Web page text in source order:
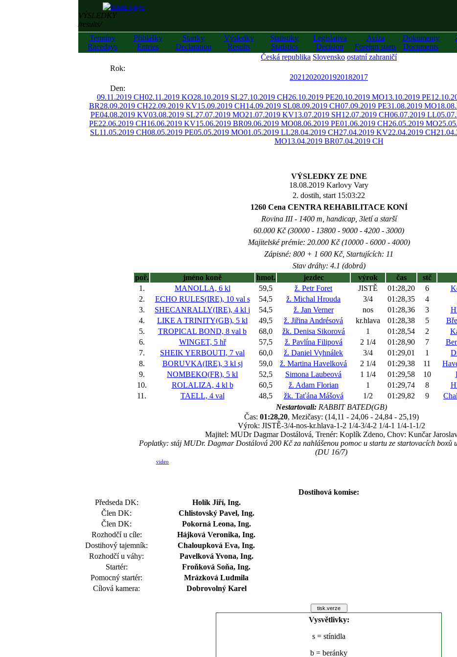
VÝSLEDKY
/results/
Termíny
Racedays
Přihlášky
Entries
Startky
Declaration
Výsledky
Results
Statistiky
Statistics
Legislativa
Decision
Avíza
Foreign starts
Dokumenty
Documents
Česká republika Slovensko ostatní zahraničí
Rok:
2021 2020201920182017
Den:
09.11.2019 CH02.11.2019 KO28.10.2019 SL27.10.2019 CH26.10.2019 PE20.10.2019 MO13.10.2019 PE
BR28.09.2019 CH22.09.2019 KV15.09.2019 CH14.09.2019 SL08.09.2019 CH07.09.2019 PE31.08.2019 MO
PE04.08.2019 KV03.08.2019 SL27.07.2019 MO21.07.2019 KV13.07.2019 SH12.07.2019 CH06.07.2019 LL
PE22.06.2019 CH16.06.2019 KV15.06.2019 BR09.06.2019 MO08.06.2019 PE01.06.2019 CH26.05.2019 MO
SL11.05.2019 CH08.05.2019 PE05.05.2019 MO01.05.2019 LL28.04.2019 CH27.04.2019 KV22.04.2019 CH
MO13.04.2019 BR07.04.2019 CH
VÝSLEDKY ZE DNE
18.08.2019 Karlovy Vary
2. dostih, start 15:03:22
1260 Cena CENTRA REHABILITACE KONÍ
Rovina III - 1400 m, handicap, 3letí a starší
60.000 Kč (30000 - 13800 - 9000 - 4200 - 3000)
Majitelské prémie: 20.000 Kč (10000 - 6000 - 4000)
Zápisné: 800 + 1 600 Kč, Startujících: 11
Stav dráhy: 4.1 (dobrá)
poř.
jméno koně hmot. jezdec výrok čas stč
1.
MANOLLA, 6 kl 59,5 ž. Petr Foret JISTĚ 01:28,20 6
2.
ECHO RULES(IRE), 10 val s 54,5 ž. Michal Hrouda 3/4 01:28,35 4
3.
SHECANRALLY(IRE), 4 kl j 54,5 ž. Jan Verner nos 01:28,36 3
4.
LIKE A TRINITY(GB), 5 kl 49,5 ž. Jiřina Andrésová kr.hlava 01:28,38 5
5.
TROPICAL BOND, 8 val b 68,0 žk. Denisa Sikorová 1 01:28,54 2
6.
WINGET, 5 hř 57,5 ž. Pavlína Filipová 2 1/4 01:28,90 7
7.
SHEIK YERBOUTI, 7 val 60,0 ž. Daniel Vyhnálek 3/4 01:29,01 1
8.
BORUVKA(IRE), 3 kl sj 59,0 ž. Martina Havelková 2 1/4 01:29,38 11
9.
NOMBEKO(FR), 5 kl 52,5 Simona Laubeová 1 1/4 01:29,58 10
10.
ROLALIZA, 4 kl b 60,5 ž. Adam Florian 1 01:29,74 8
11.
TAELL, 4 val 48,5 žk. Taťána Mášová 1/2 01:29,82 9
Nestartovali:RABBIT BATED(GB)
Čas: 01:28,20, Mezičasy: (14,11 - 24,06 - 24,84 - 25,19)
Výrok: JISTĚ-3/4-nos-kr.hlava-1-2 1/4-3/4-2 1/4-1 1/4-1-1/2
Majitel: MUDr Dagmar Dostálová, Trenér: Koplík Zdeno, Chov: Kunčar
Poplatky: stáj MUDr. Dagmar Dostálová 200 Kč za nahlášenou pomoc u startu ze startovacích boxů
(DU 16/7)
video
Dostihová komise:
Předseda DK:
Holík Jiří, Ing.
Člen DK:
Chlistovský Pavel, Ing.
Člen DK:
Pokorná Leona, Ing.
Rozhodčí u cíle:
Hájková Veronika, Ing.
Dostihový tajemník:
Chaloupková Eva, Ing.
Rozhodčí u váhy:
Pavelková Yvona, Ing.
Startér:
Froňková Soňa, Ing.
Pomocný startér:
Mrázková Ludmila
Cílová kamera:
Dobrovolný Karel
Vysvětlivky:
s = stínidla
b = beránky